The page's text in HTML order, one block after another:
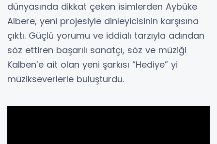
dünyasında dikkat çeken isimlerden Aybüke
Albere, yeni projesiyle dinleyicisinin karşısına
çıktı. Güçlü yorumu ve iddialı tarzıyla adından
söz ettiren başarılı sanatçı, söz ve müziği
Kalben’e ait olan yeni şarkısı “Hediye” yi
müzikseverlerle buluşturdu.